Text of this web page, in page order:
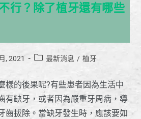
行？除了植牙還有哪些
, 2021 最新消息 / 植牙
樣的後果呢?有些患者因為生活中
有缺牙，或者因為嚴重牙周病，導
齒拔除。當缺牙發生時，應該要如